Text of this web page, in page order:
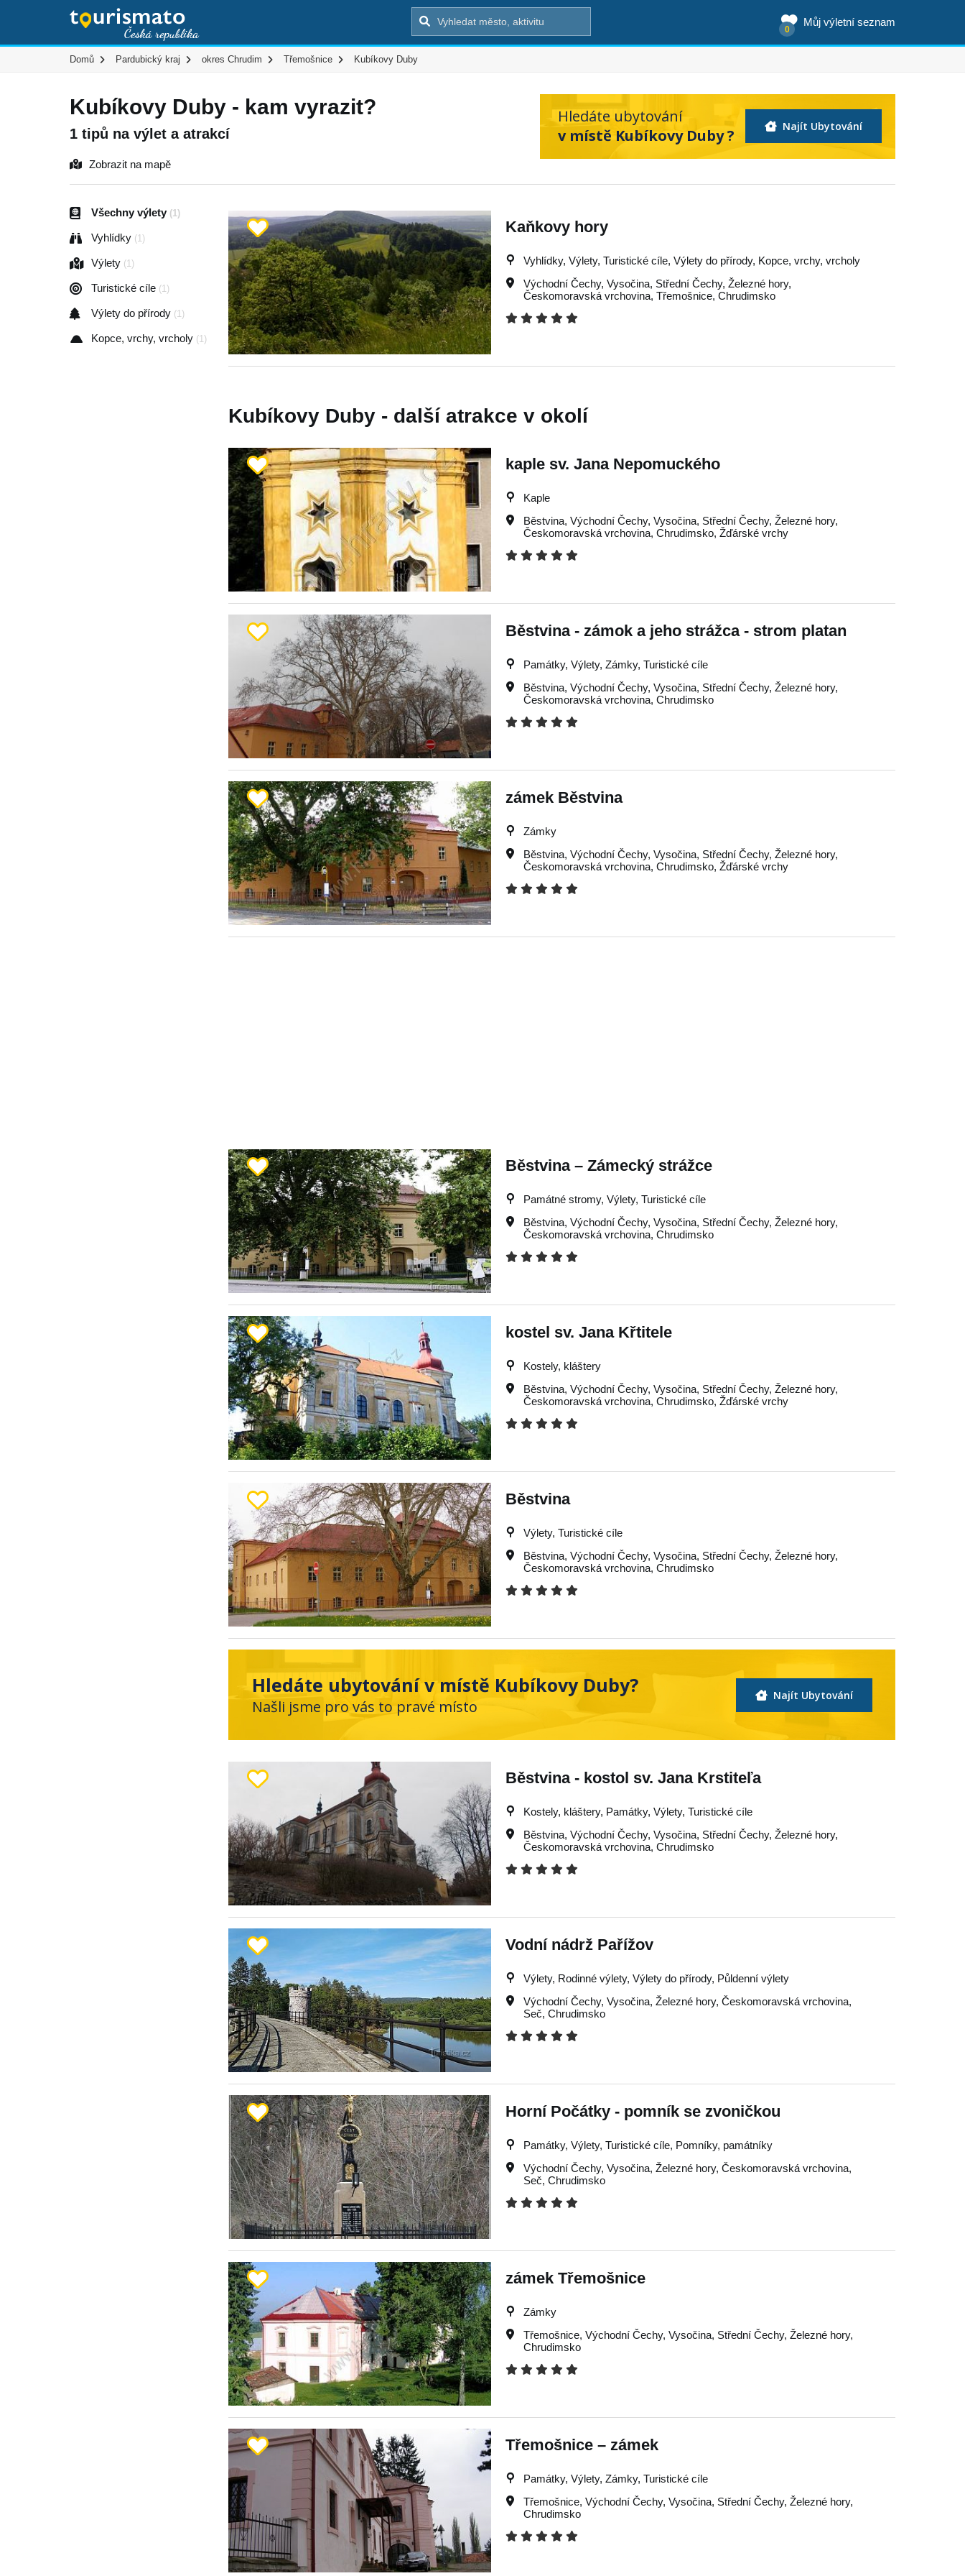
Můj výletní seznam
0
Domů Pardubický kraj okres Chrudim Třemošnice Kubíkovy Duby
Kubíkovy Duby - kam vyrazit?
1 tipů na výlet a atrakcí
Hledáte ubytování
v místě Kubíkovy Duby ?
Najít Ubytování
Zobrazit na mapě
Všechny výlety (1)
Vyhlídky (1)
Výlety (1)
Turistické cíle (1)
Výlety do přírody (1)
Kopce, vrchy, vrcholy (1)
Kaňkovy hory
Vyhlídky, Výlety, Turistické cíle, Výlety do přírody, Kopce, vrchy, vrcholy
Východní Čechy, Vysočina, Střední Čechy, Železné hory,
Českomoravská vrchovina, Třemošnice, Chrudimsko
Kubíkovy Duby - další atrakce v okolí
kaple sv. Jana Nepomuckého
Kaple
Běstvina, Východní Čechy, Vysočina, Střední Čechy, Železné hory,
Českomoravská vrchovina, Chrudimsko, Žďárské vrchy
Běstvina - zámok a jeho strážca - strom platan
Památky, Výlety, Zámky, Turistické cíle
Běstvina, Východní Čechy, Vysočina, Střední Čechy, Železné hory,
Českomoravská vrchovina, Chrudimsko
zámek Běstvina
Zámky
Běstvina, Východní Čechy, Vysočina, Střední Čechy, Železné hory,
Českomoravská vrchovina, Chrudimsko, Žďárské vrchy
Běstvina – Zámecký strážce
Památné stromy, Výlety, Turistické cíle
Běstvina, Východní Čechy, Vysočina, Střední Čechy, Železné hory,
Českomoravská vrchovina, Chrudimsko
kostel sv. Jana Křtitele
Kostely, kláštery
Běstvina, Východní Čechy, Vysočina, Střední Čechy, Železné hory,
Českomoravská vrchovina, Chrudimsko, Žďárské vrchy
Běstvina
Výlety, Turistické cíle
Běstvina, Východní Čechy, Vysočina, Střední Čechy, Železné hory,
Českomoravská vrchovina, Chrudimsko
Hledáte ubytování v místě Kubíkovy Duby?
Našli jsme pro vás to pravé místo
Najít Ubytování
Běstvina - kostol sv. Jana Krstiteľa
Kostely, kláštery, Památky, Výlety, Turistické cíle
Běstvina, Východní Čechy, Vysočina, Střední Čechy, Železné hory,
Českomoravská vrchovina, Chrudimsko
Vodní nádrž Pařížov
Výlety, Rodinné výlety, Výlety do přírody, Půldenní výlety
Východní Čechy, Vysočina, Železné hory, Českomoravská vrchovina,
Seč, Chrudimsko
Horní Počátky - pomník se zvoničkou
Památky, Výlety, Turistické cíle, Pomníky, památníky
Východní Čechy, Vysočina, Železné hory, Českomoravská vrchovina,
Seč, Chrudimsko
zámek Třemošnice
Zámky
Třemošnice, Východní Čechy, Vysočina, Střední Čechy, Železné hory,
Chrudimsko
Třemošnice – zámek
Památky, Výlety, Zámky, Turistické cíle
Třemošnice, Východní Čechy, Vysočina, Střední Čechy, Železné hory,
Chrudimsko